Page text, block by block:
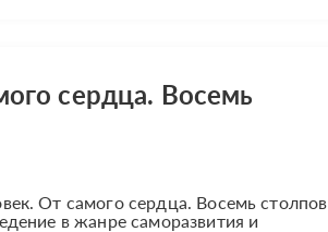
сердца. Восемь
От самого сердца. Восемь столпов
в жанре саморазвития и